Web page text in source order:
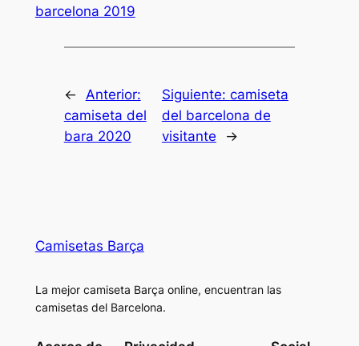
barcelona 2019
←
Anterior:
camiseta del
bara 2020
Siguiente: camiseta
del barcelona de
visitante
→
Camisetas Barça
La mejor camiseta Barça online, encuentran las
camisetas del Barcelona.